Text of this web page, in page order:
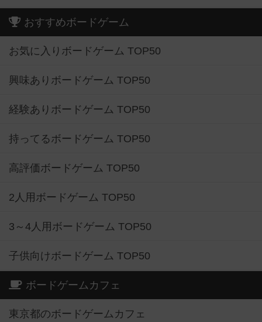
おすすめボードゲーム
お気に入りボードゲーム TOP50
興味ありボードゲーム TOP50
経験ありボードゲーム TOP50
持ってるボードゲーム TOP50
高評価ボードゲーム TOP50
2人用ボードゲーム TOP50
3～4人用ボードゲーム TOP50
子供向けボードゲーム TOP50
ボードゲームカフェ
東京都のボードゲームカフェ